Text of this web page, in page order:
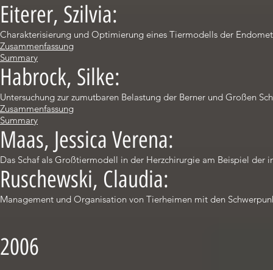
Eiterer, Szilvia:
Charakterisierung und Optimierung eines Tiermodells der
Zusammenfassung
Summary
Habrock, Silke:
Untersuchung zur zumutbaren Belastung der Berner und Großen
Zusammenfassung
Summary
Maas, Jessica Verena:
Das Schaf als Großtiermodell in der Herzchirurgie am Beispiel der
Ruschewski, Claudia:
Management und Organisation von Tierheimen mit den
2006